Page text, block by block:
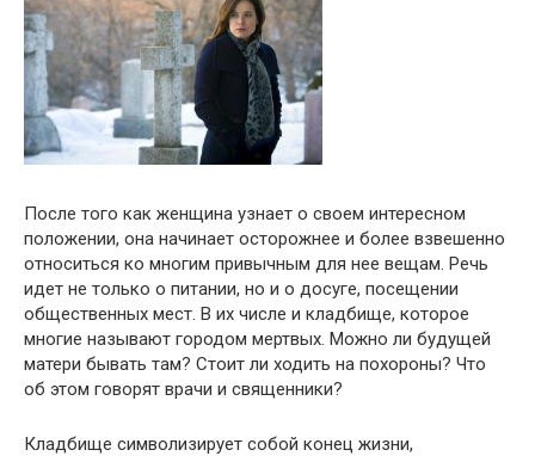
После того как женщина узнает о своем интересном
положении, она начинает осторожнее и более взвешенно
относиться ко многим привычным для нее вещам. Речь
идет не только о питании, но и о досуге, посещении
общественных мест. В их числе и кладбище, которое
многие называют городом мертвых. Можно ли будущей
матери бывать там? Стоит ли ходить на похороны? Что
об этом говорят врачи и священники?
Кладбище символизирует собой конец жизни,